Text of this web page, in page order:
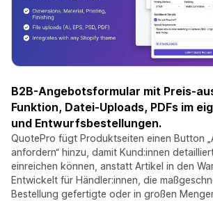
B2B-Angebotsformular mit Preis-
Funktion, Datei-Uploads, PDFs im
und Entwurfsbestellungen.
QuotePro fügt Produktseiten einen Button
anfordern“ hinzu, damit Kund:innen
einreichen können, anstatt Artikel in den
Entwickelt für Händler:innen, die
Bestellung gefertigte oder in großen